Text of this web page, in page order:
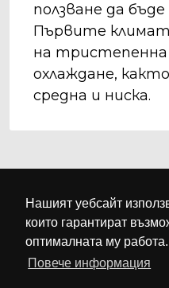
Нашият уебсайт
които гарантират
оптималната му работа.
Повече информация
ползване да
Първите
на тристепенна
охлаждане,
средна и ниска.
©М-КЛИМА.